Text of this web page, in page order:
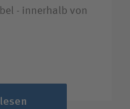
- innerhalb von